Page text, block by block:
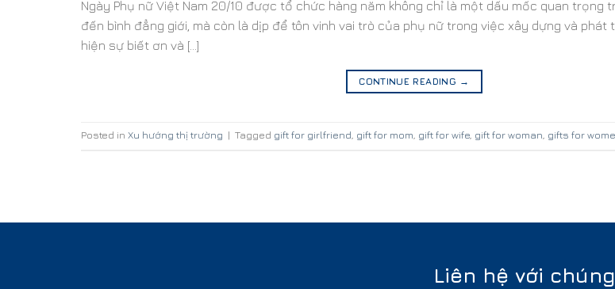
Ngày Phụ nữ Việt Nam 20/10 được tổ chức hàng năm không chỉ là một dấu mốc quan trọng
đến bình đẳng giới, mà còn là dịp để tôn vinh vai trò của phụ nữ trong việc xây dựng và phát
hiện sự biết ơn và […]
CONTINUE READING →
Posted in Xu hướng thị trường | Tagged gift for girlfriend, gift for mom, gift for wife, gift for woman, gifts for
Liên hệ với